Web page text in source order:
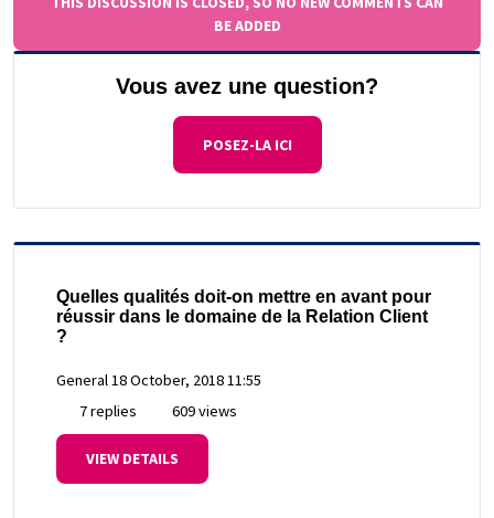
BE ADDED
Vous avez une question?
POSEZ-LA ICI
Quelles qualités doit-on mettre en avant pour
réussir dans le domaine de la Relation Client
?
General 18 October, 2018 11:55
7 replies
609 views
VIEW DETAILS